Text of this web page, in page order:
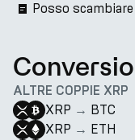
Posso
ALTRE COPPIE XRP
XRP → BTC
XRP → ETH